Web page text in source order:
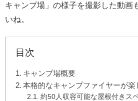
キャンプ場」の様子を撮影した動画
いね。
目次
キャンプ場概要
本格的なキャンプファイヤーが楽
約50人収容可能な屋根付きス